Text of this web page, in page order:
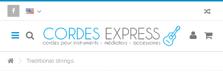
Traditional strings